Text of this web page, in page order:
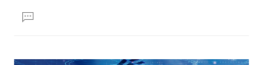
문댓
글